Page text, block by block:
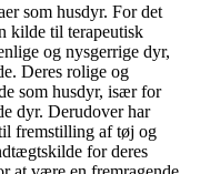
som husdyr. For det
kilde til terapeutisk
og nysgerrige dyr,
Deres rolige og
som husdyr, især for
dyr. Derudover har
fremstilling af tøj og
for deres